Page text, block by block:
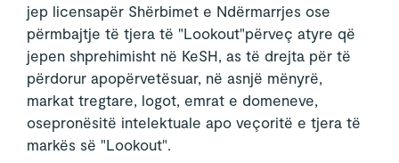
jep licensapër Shërbimet e Ndërmarrjes ose
përmbajtje të tjera të "Lookout"përveç atyre që
jepen shprehimisht në KeSH, as të drejta për të
përdorur apopërvetësuar, në asnjë mënyrë,
markat tregtare, logot, emrat e domeneve,
osepronësitë intelektuale apo veçoritë e tjera të
markës së "Lookout".